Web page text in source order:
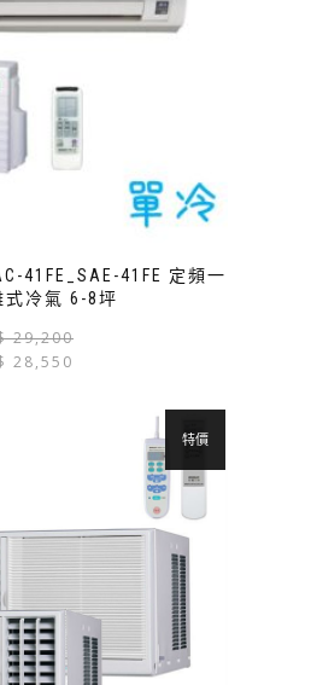
41FE_SAE-41FE 定頻一
式冷氣 6-8坪
29,200
28,550
特價